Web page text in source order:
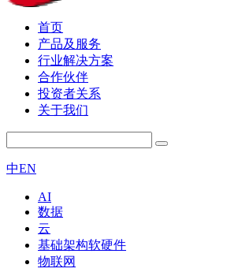
首页
产品及服务
行业解决方案
合作伙伴
投资者关系
关于我们
中EN
AI
数据
云
基础架构软硬件
物联网